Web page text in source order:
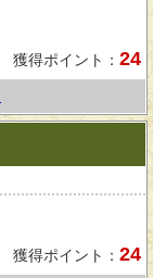
獲得ポイント： 24
獲得ポイント： 24